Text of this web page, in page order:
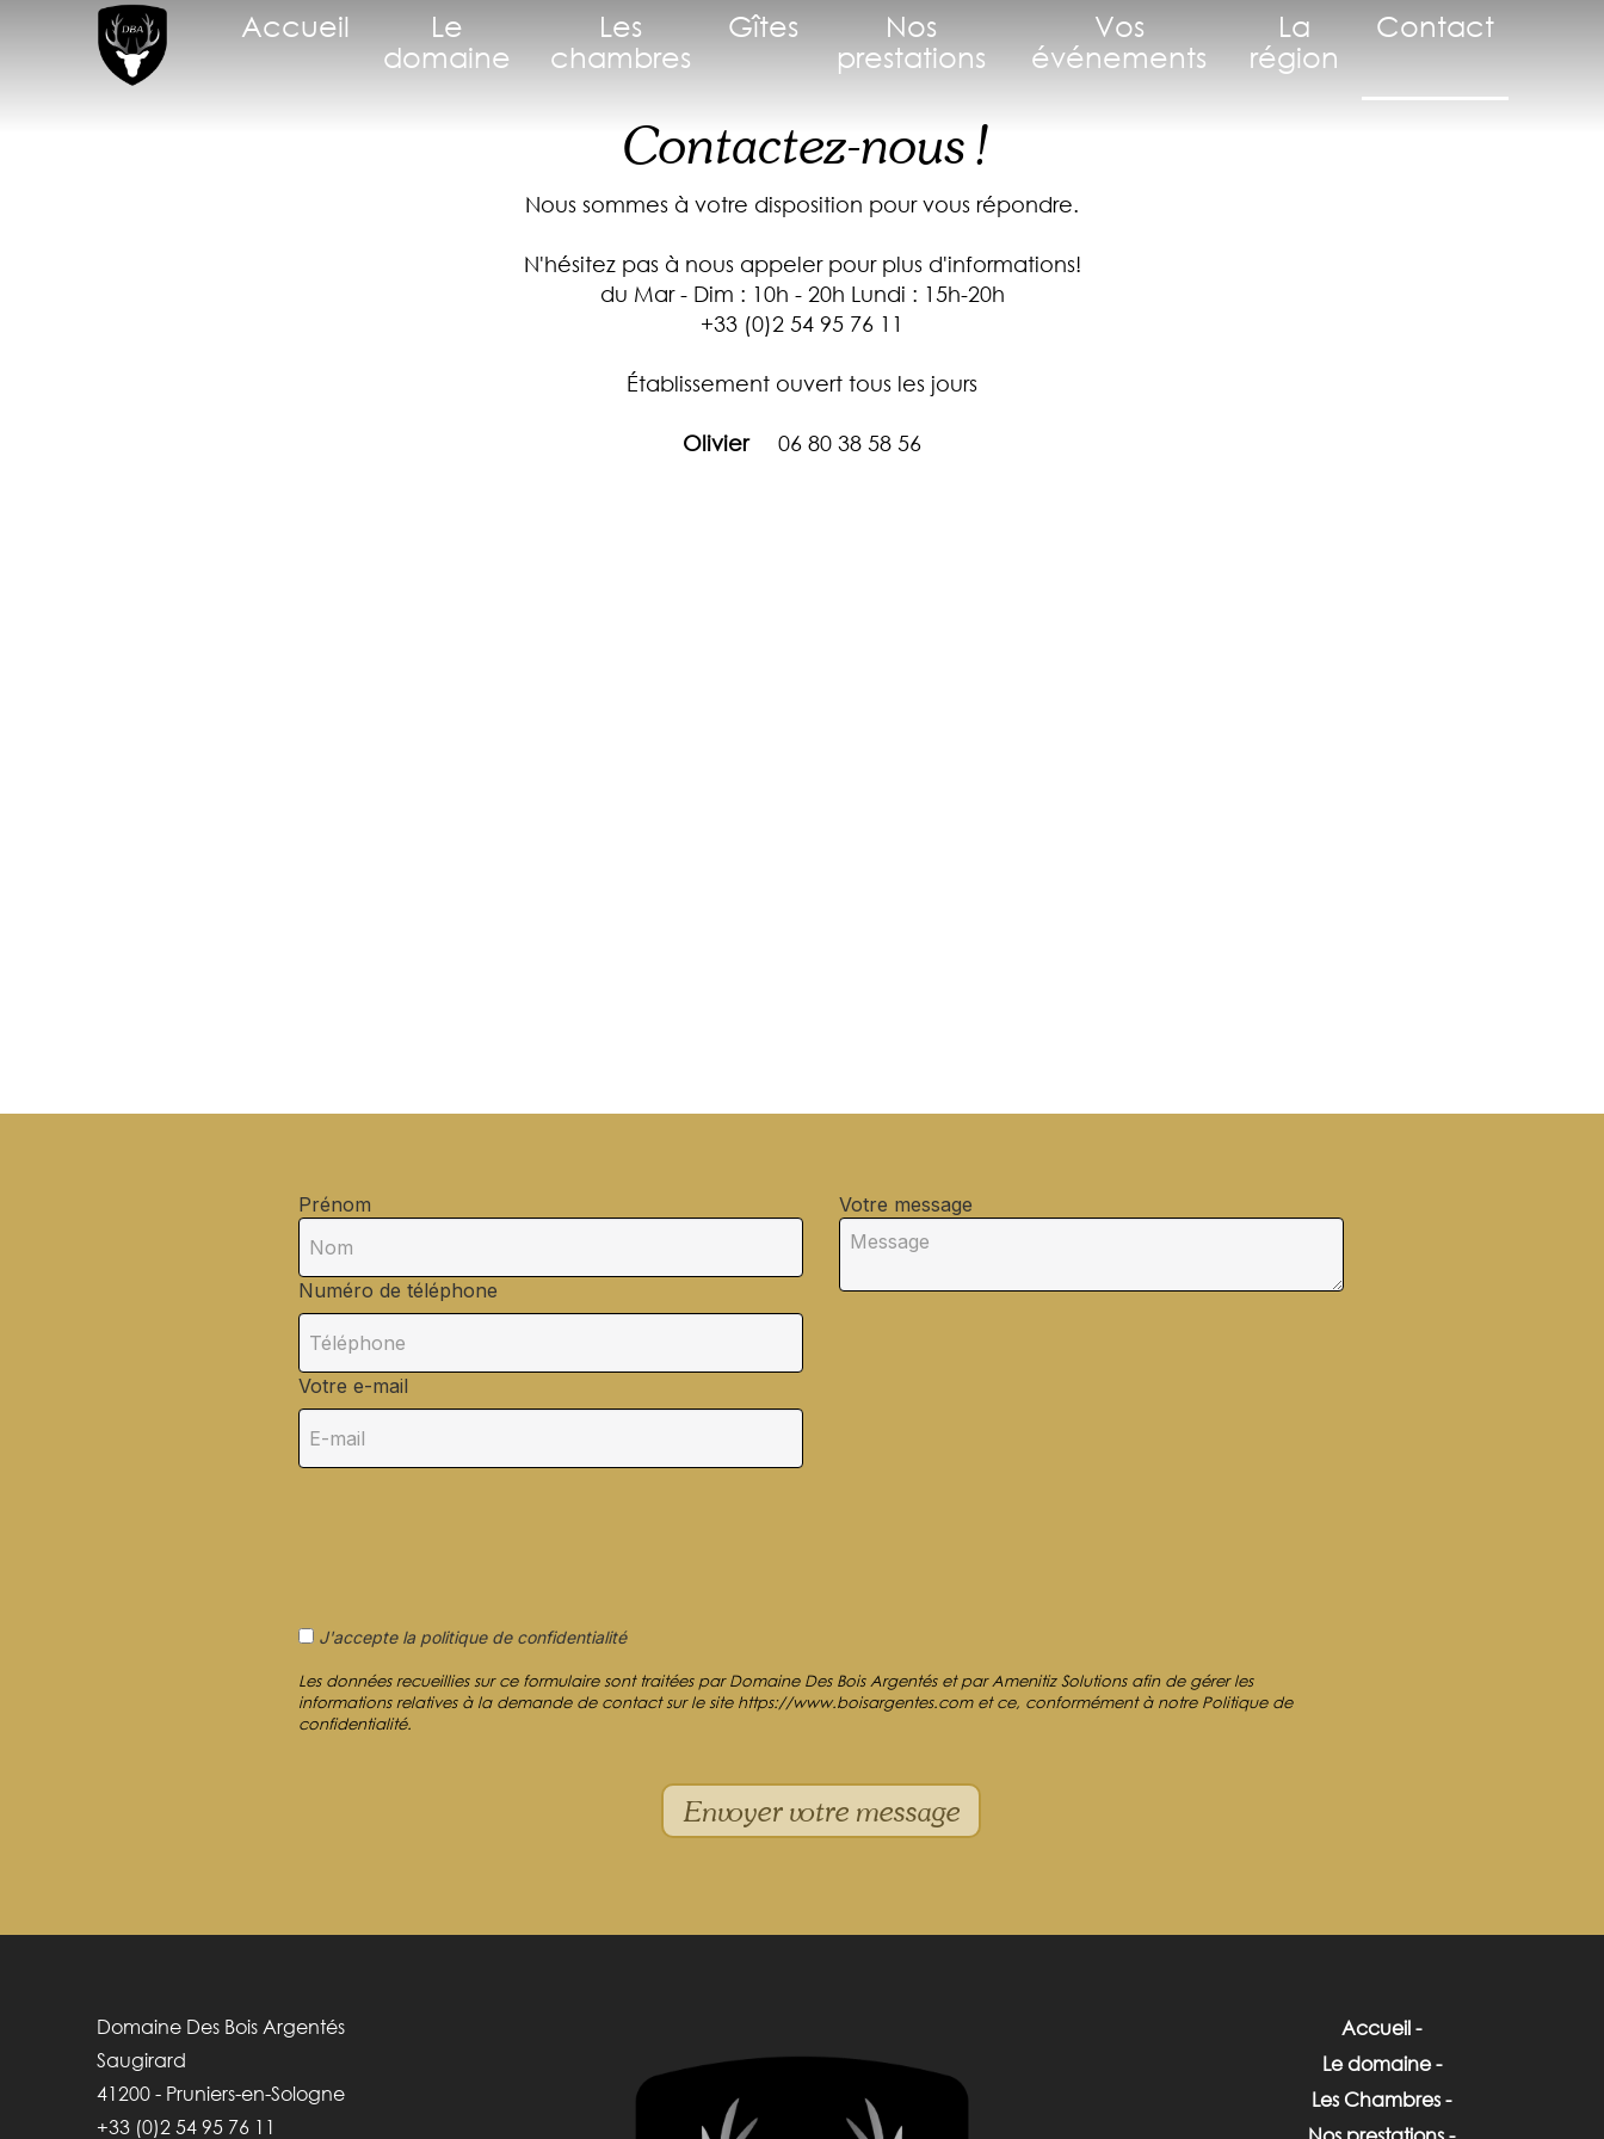
Accueil
Le
domaine
Les
chambres
Gîtes
Nos
prestations
Vos
événements
La
région
Contact
Contactez-nous !
Nous sommes à votre disposition pour vous répondre.
N'hésitez pas à nous appeler pour plus d'informations!
du Mar - Dim : 10h - 20h Lundi : 15h-20h
+33 (0)2 54 95 76 11
Établissement ouvert tous les jours
Olivier 06 80 38 58 56
Prénom
Numéro de téléphone
Votre e-mail
Votre message
J'accepte la politique de confidentialité
Les données recueillies sur ce formulaire sont traitées par Domaine Des Bois Argentés et par Amenitiz Solutions afin de gérer les
informations relatives à la demande de contact sur le site https://www.boisargentes.com et ce, conformément à notre Politique de
confidentialité.
Domaine Des Bois Argentés
Saugirard
41200 - Pruniers-en-Sologne
+33 (0)2 54 95 76 11
Accueil
Le domaine
Les Chambres